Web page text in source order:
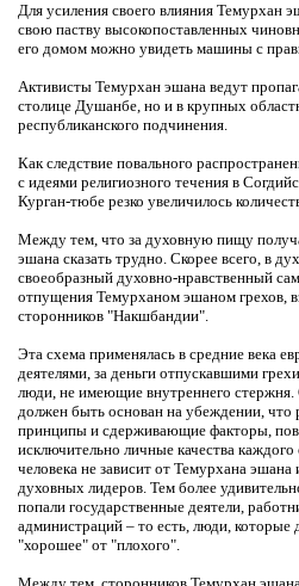
Для усиления своего влияния Темурхан
свою паству высокопоставленных
его домом можно увидеть машины с
Активисты Темурхан эшана ведут
столице Душанбе, но и в крупных
республиканского подчинения.
Как следствие повального
с идеями религиозного течения в
Курган-тюбе резко увеличилось
Между тем, что за духовную пищу
эшана сказать трудно. Скорее всего, в
своеобразный духовно-нравственный
отпущения Темурханом эшаном грехов,
сторонников "Накшбандии".
Эта схема применялась в средние века
деятелями, за деньги отпускавшими
люди, не имеющие внутреннего
должен быть основан на убеждении, что
принципы и сдерживающие факторы,
исключительно личные качества
человека не зависит от Темурхана
духовных лидеров. Тем более
попали государственные деятели,
администраций – то есть, люди, которые
"хорошее" от "плохого".